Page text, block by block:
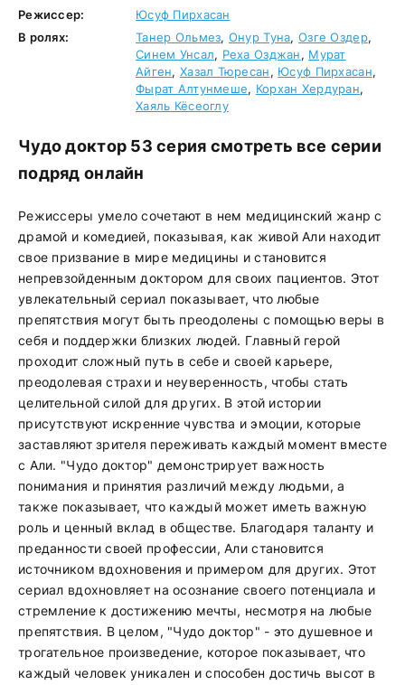
Режиссер:
Юсуф Пирхасан
В ролях:
Танер Ольмез, Онур Туна,Озге Оздер,
Синем Унсал, Реха Озджан, Мурат
Айген, Хазал Тюресан, Юсуф Пирхасан,
Фырат Алтунмеше, Корхан Хердуран,
Хаяль Кёсеоглу
Чудо доктор 53 серия смотреть все серии
подряд онлайн
Режиссеры умело сочетают в нем медицинский жанр с
драмой и комедией, показывая, как живой Али находит
свое призвание в мире медицины и становится
непревзойденным доктором для своих пациентов. Этот
увлекательный сериал показывает, что любые
препятствия могут быть преодолены с помощью веры в
себя и поддержки близких людей. Главный герой
проходит сложный путь в себе и своей карьере,
преодолевая страхи и неуверенность, чтобы стать
целительной силой для других. В этой истории
присутствуют искренние чувства и эмоции, которые
заставляют зрителя переживать каждый момент вместе
с Али. "Чудо доктор" демонстрирует важность
понимания и принятия различий между людьми, а
также показывает, что каждый может иметь важную
роль и ценный вклад в обществе. Благодаря таланту и
преданности своей профессии, Али становится
источником вдохновения и примером для других. Этот
сериал вдохновляет на осознание своего потенциала и
стремление к достижению мечты, несмотря на любые
препятствия. В целом, "Чудо доктор" - это душевное и
трогательное произведение, которое показывает, что
каждый человек уникален и способен достичь высот в